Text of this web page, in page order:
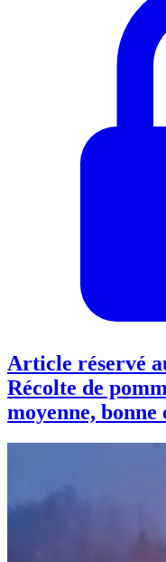
Article réservé
Récolte de
moyenne, bonne